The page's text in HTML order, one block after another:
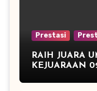
Prestasi
RAIH JUARA
KEJUARAAN
MEJA